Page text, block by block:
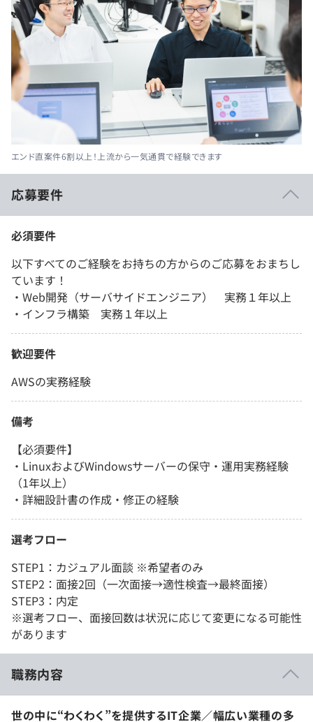
エンド直案件6割以上！上流から一気通貫で経験できます
応募要件
必須要件
以下すべてのご経験をお持ちの方からのご応募をおまちし
ています！
・Web開発（サーバサイドエンジニア） 実務１年以上
・インフラ構築 実務１年以上
歓迎要件
AWSの実務経験
備考
【必須要件】
・LinuxおよびWindowsサーバーの保守・運用実務経験
（1年以上）
・詳細設計書の作成・修正の経験
選考フロー
STEP1：カジュアル面談 ※希望者のみ
STEP2：面接2回（一次面接→適性検査→最終面接）
STEP3：内定
※選考フロー、面接回数は状況に応じて変更になる可能性
があります
職務内容
世の中に“わくわく”を提供するIT企業／幅広い業種の多